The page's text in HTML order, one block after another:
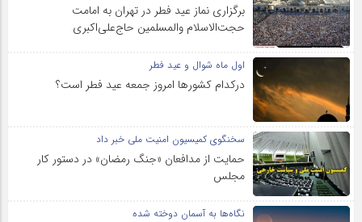
برگزاری نماز عید فطر در تهران به امامت
حجت‌الاسلام والمسلمین حاج‌علی‌اکبری
اول ماه شوال و عید فطر
درکدام کشورها امروز جمعه عید فطر است؟
سخنگوی کمیسیون امنیت ملی خبر داد
حمایت از مدافعان «جنگ رمضان» در دستور کار
مجلس
نگاه‌ها به آسمان دوخته شده